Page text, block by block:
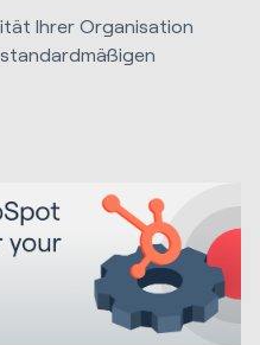
Ihrer Organisation